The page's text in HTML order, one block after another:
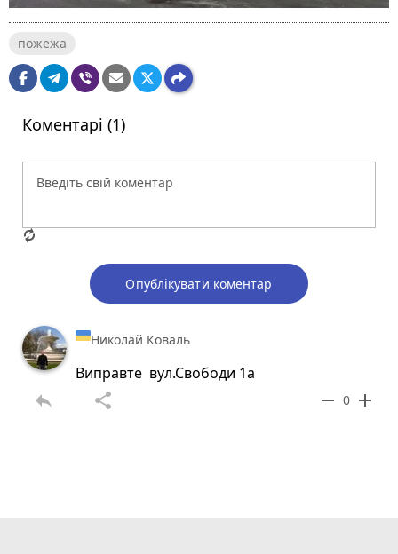
пожежа
Коментарі (1)
Опублікувати коментар
Николай Коваль
Виправте вул.Свободи 1а
reply share remove 0 add